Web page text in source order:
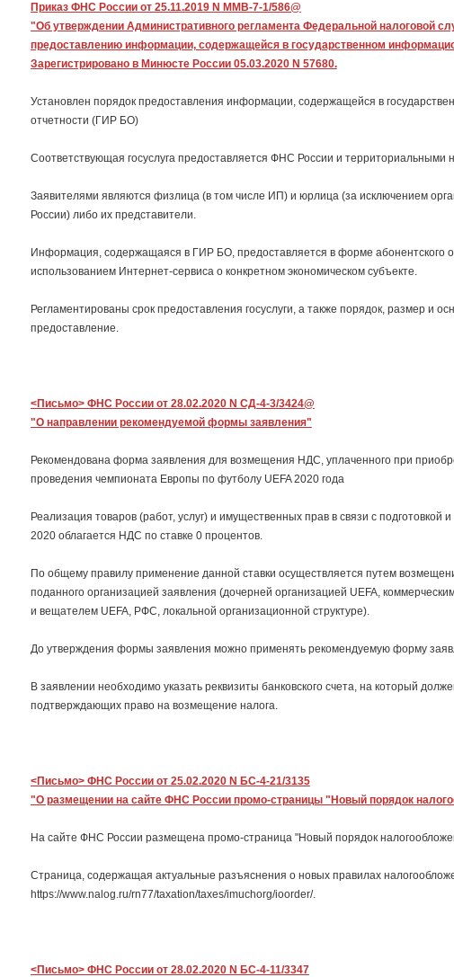
Приказ ФНС России от 25.11.2019 N ММВ-7-1/586@
"Об утверждении Административного регламента Федеральной налоговой
предоставлению информации, содержащейся в государственном
Зарегистрировано в Минюсте России 05.03.2020 N 57680.
Установлен порядок предоставления информации, содержащейся в
отчетности (ГИР БО)
Соответствующая госуслуга предоставляется ФНС России и территориальными
Заявителями являются физлица (в том числе ИП) и юрлица (за исключением
России) либо их представители.
Информация, содержащаяся в ГИР БО, предоставляется в форме абонентского
использованием Интернет-сервиса о конкретном экономическом субъекте.
Регламентированы срок предоставления госуслуги, а также порядок, размер и
предоставление.
<Письмо> ФНС России от 28.02.2020 N СД-4-3/3424@
"О направлении рекомендуемой формы заявления"
Рекомендована форма заявления для возмещения НДС, уплаченного при
проведения чемпионата Европы по футболу UEFA 2020 года
Реализация товаров (работ, услуг) и имущественных прав в связи с
2020 облагается НДС по ставке 0 процентов.
По общему правилу применение данной ставки осуществляется путем
поданного организацией заявления (дочерней организацией UEFA,
и вещателем UEFA, РФС, локальной организационной структуре).
До утверждения формы заявления можно применять рекомендуемую форму
В заявлении необходимо указать реквизиты банковского счета, на который
подтверждающих право на возмещение налога.
<Письмо> ФНС России от 25.02.2020 N БС-4-21/3135
"О размещении на сайте ФНС России промо-страницы "Новый порядок
На сайте ФНС России размещена промо-страница "Новый порядок
Страница, содержащая актуальные разъяснения о новых правилах
https://www.nalog.ru/rn77/taxation/taxes/imuchorg/ioorder/.
<Письмо> ФНС России от 28.02.2020 N БС-4-11/3347